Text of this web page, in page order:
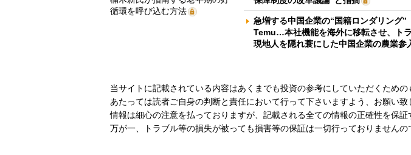
循環を呼び込む方法
急増する中国企業の“国籍ロンダリング
Temu…本社機能を海外に移転させ、ト
現地人を隠れ蓑にした中国企業の農業参
当サイトに記載されている内容はあくまでも投資の参考にしていただくため
あたっては読者ご自身の判断と責任において行って下さいますよう、お願い
情報は細心の注意を払っておりますが、記載される全ての情報の正確性を保証
万が一、トラブル等の損失が被っても損害等の保証は一切行っておりませんの